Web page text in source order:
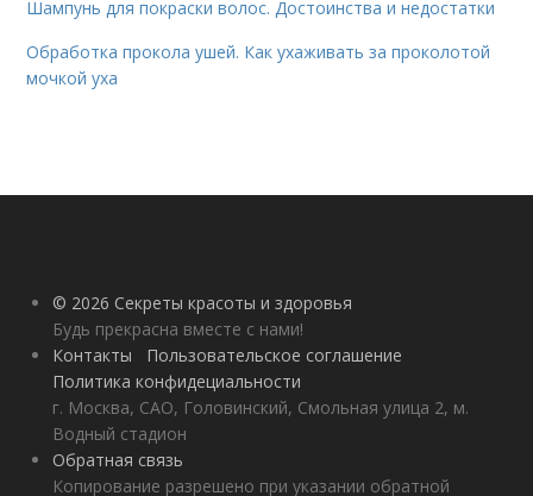
Шампунь для покраски волос. Достоинства и недостатки
Обработка прокола ушей. Как ухаживать за проколотой
мочкой уха
© 2026 Секреты красоты и здоровья
Будь прекрасна вместе с нами!
Контакты
Пользовательское соглашение
Политика конфидециальности
г. Москва, САО, Головинский, Смольная улица 2, м.
Водный стадион
Обратная связь
Копирование разрешено при указании обратной